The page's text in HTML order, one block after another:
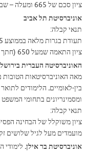
ציון סכם של 665 ומעלה – שבה אנגלית רמה 6 לפחות
אוניברסיטת תל אביב
תנאי קבלה:
תעודת בגרות מלאה בממוצע 85 או יותר וציון פסיכומטרי של 600 לפחות
ציון התאמה שמעל 650 (חתך הקבלה במחזור הקודם היה – 658
האוניברסיטה העברית
מאה האוניברסיטאות הטובות
בין-לאומיים.
ומסמינריונים בתחומי
תנאי קבלה:
ציון משוקלל של הבחינה הפסיכומטרית ( 70% )
מועמדים מעל לגיל שלושים זקוקים לציון מעל
אוניברסיטת בר אילן.